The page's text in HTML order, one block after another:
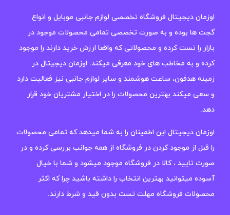
اوزمان دیجیتال فروشگاه تخصصی لوازم جانبی موبایل و انواع
گجت ها بوده و به صورت تخصصی تمامی محصولات موجود در
بازار را تست کرده و محصولاتی که واقعا ارزش خرید دارند را موجود
کرده و به مخاطب های خود معرفی میکند. اوزمان دیجیتال در
زمینه هدفون، ساعت هوشمند و سایر لوازم جانبی نیز فعالیت دارد
و سعی میکند بهترین محصولات را در اختیار مشتریان خود قرار
دهد.
اوزمان دیجیتال این اطمینان را به شما میدهد که تمامی محصولات
را قبل از موجود کردن در فروشگاه از همه جوانب بررسی کرده و در
صورت تایید ، کالا در فروشگاه موجود میشود و شما با خیال
آسوده میتوانید بهترین انتخاب را داشته باشید چرا که اکثر
محصولات فروشگاه مهلت تست بدون قید و شرط دارند.